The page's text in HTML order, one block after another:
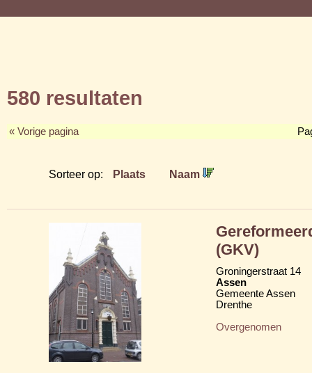
580 resultaten
« Vorige pagina
Sorteer op: Plaats Naam
(GKV)
Groningerstraat 14
Assen
Gemeente Assen
Drenthe
Overgenomen